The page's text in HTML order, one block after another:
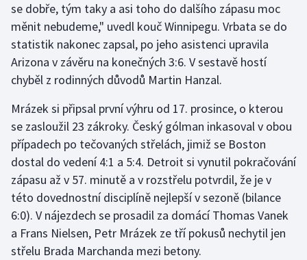
Rychlostní kanoistika
Short track
Sportovní střelba
Stolní tenis
Triatlon
Veslování
Vodní slalom
Volejbal
se dobře, tým taky a asi toho do dalšího zápasu moc
měnit nebudeme," uvedl kouč Winnipegu. Vrbata se do
statistik nakonec zapsal, po jeho asistenci upravila
Arizona v závěru na konečných 3:6. V sestavě hostí
chyběl z rodinných důvodů Martin Hanzal.
Mrázek si připsal první výhru od 17. prosince, o kterou
se zasloužil 23 zákroky. Český gólman inkasoval v obou
případech po tečovaných střelách, jimiž se Boston
dostal do vedení 4:1 a 5:4. Detroit si vynutil pokračování
zápasu až v 57. minutě a v rozstřelu potvrdil, že je v
této dovednostní disciplíně nejlepší v sezoně (bilance
6:0). V nájezdech se prosadil za domácí Thomas Vanek
a Frans Nielsen, Petr Mrázek ze tří pokusů nechytil jen
střelu Brada Marchanda mezi betony.